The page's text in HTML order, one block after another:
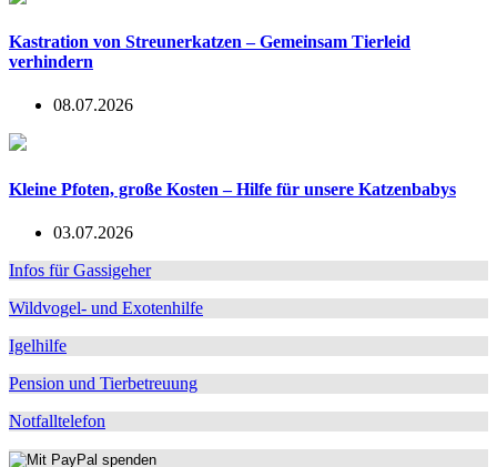
Kastration von Streunerkatzen – Gemeinsam Tierleid
verhindern
08.07.2026
Kleine Pfoten, große Kosten – Hilfe für unsere Katzenbabys
03.07.2026
Infos für Gassigeher
Wildvogel- und Exotenhilfe
Igelhilfe
Pension und Tierbetreuung
Notfalltelefon